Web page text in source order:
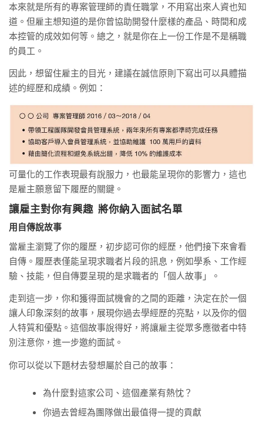
本來就是所有的專案管理師的責任職掌，不用寫出來人資也知
道。但雇主想知道的是你曾協助開發什麼樣的產品、時間和成
本控管的成效如何等。總之，就是你在上一份工作是不是稱職
的員工。
因此，想留住雇主的目光，建議在誠信原則下寫出可以具體描
述的經歷和成績。例如：
可量化的工作表現最有說服力，也最能呈現你的影響力，這也
是雇主願意留下履歷的關鍵。
讓雇主對你有興趣 將你納入面試名單
用自傳說故事
當雇主瀏覽了你的履歷，初步認可你的經歷，他們接下來會看
自傳。履歷表僅能呈現求職者片段的訊息，例如學系、工作經
驗、技能，但自傳要呈現的是求職者的「個人故事」。
走到這一步，你和獲得面試機會的之間的距離，決定在於一個
讓人印象深刻的故事，展現你過去學經歷的亮點，以及你的個
人特質和優點。這個故事說得好，將讓雇主從眾多應徵者中特
別注意你，進一步邀約面試。
你可以從以下題材去發想屬於自己的故事：
為什麼對這家公司、這個產業有熱忱？
你過去曾經為團隊做出最值得一提的貢獻